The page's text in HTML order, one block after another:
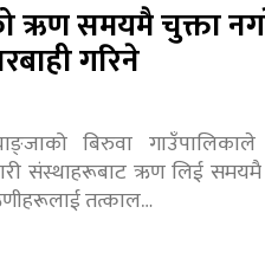
ऋण समयमै चुक्ता
गरिने
बिरुवा गाउँपालिकाले
संस्थाहरूबाट ऋण लिई समयमै
तत्काल…